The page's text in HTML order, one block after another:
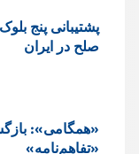
پشتيبانی پنج
صلح در ایران
«همگامی»:
«تفاهم‌نامه»